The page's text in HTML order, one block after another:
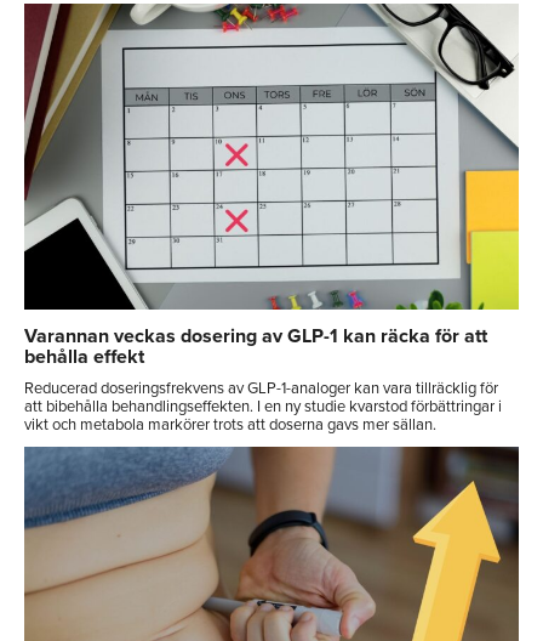
Varannan veckas dosering av GLP-1 kan räcka för att
behålla effekt
Reducerad doseringsfrekvens av GLP-1-analoger kan vara tillräcklig för
att bibehålla behandlingseffekten. I en ny studie kvarstod förbättringar i
vikt och metabola markörer trots att doserna gavs mer sällan.